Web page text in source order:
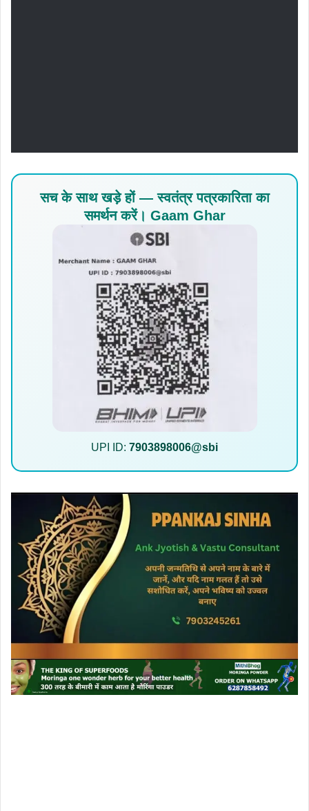
सच के साथ खड़े हों — स्वतंत्र पत्रकारिता का
समर्थन करें। Gaam Ghar
UPI ID: 7903898006@sbi